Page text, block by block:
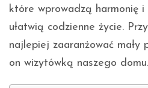
które wprowadzą harmonię
ułatwią codzienne życie.
najlepiej zaaranżować mały
on wizytówką naszego domu.